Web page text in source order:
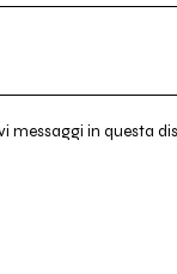
messaggi in questa